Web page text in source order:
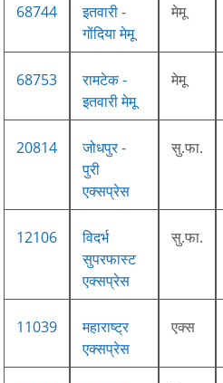
68744
इतवारी -
गोंदिया मेमू
मेमू
68753
रामटेक -
इतवारी मेमू
मेमू
20814
जोधपुर -
पुरी
एक्सप्रेस
सु.फा.
12106
विदर्भ
सुपरफास्ट
एक्सप्रेस
सु.फा.
11039
महाराष्ट्र
एक्सप्रेस
एक्स